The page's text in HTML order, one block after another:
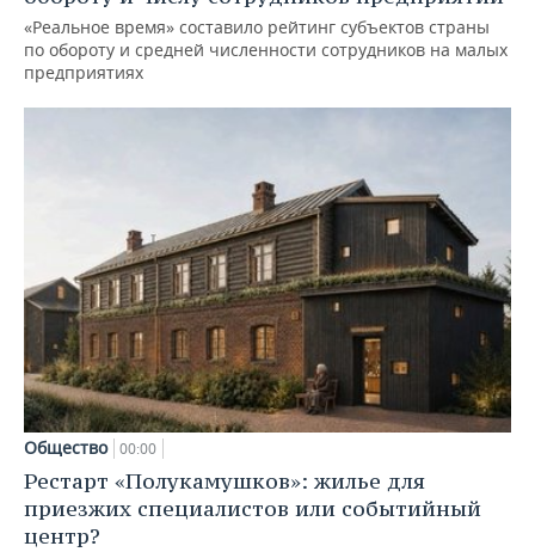
«Реальное время» составило рейтинг субъектов страны
по обороту и средней численности сотрудников на малых
предприятиях
Общество 00:00
Рестарт «Полукамушков»: жилье для
приезжих специалистов или событийный
центр?